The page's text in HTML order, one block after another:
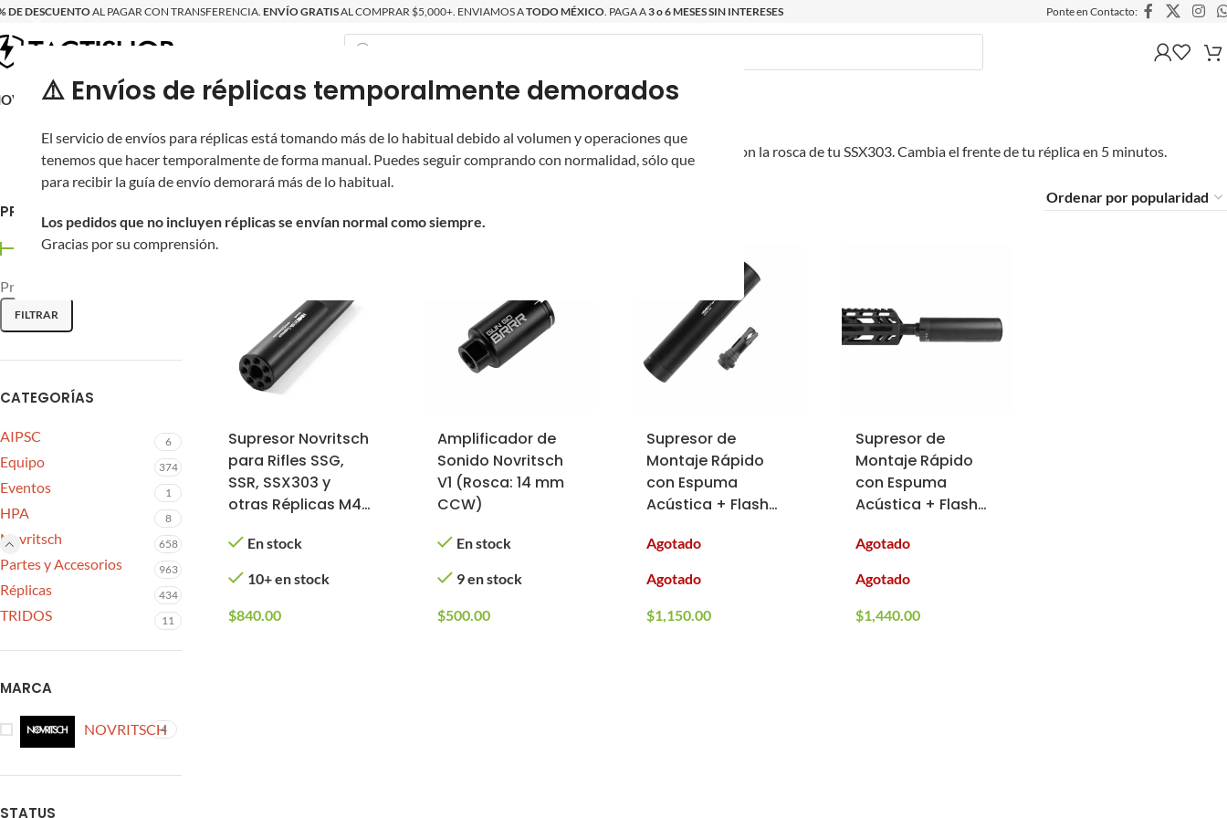
⚠️ Envíos de réplicas temporalmente demorados
El servicio de envíos para réplicas está tomando más de lo habitual debido al volumen y operaciones que
tenemos que hacer temporalmente de forma manual. Puedes seguir comprando con normalidad, sólo que
para recibir la guía de envío demorará más de lo habitual.
Los pedidos que no incluyen réplicas se envían normal como siempre.
Gracias por su comprensión.
DE DESCUENTOAL PAGAR CON TRANSFERENCIA. ENVÍO GRATISAL COMPRAR $5,000+. ENVIAMOS ATODO MÉXICO . PAGA A3 o 6 MESES SIN INTERESES Ponte en Contacto:
RÉPLICASPARTES Y ACCESORIOSEQUIPOPRODUCTOS NUEVOSPROMOCIONES
PRECIO
FILTRAR
Precio:
CATEGORÍAS
AIPSC 6
Equipo 374
Eventos 1
HPA 8
Novritsch 658
Partes y Accesorios 963
Réplicas 434
TRIDOS 11
MARCA
NOVRITSCH
4
STATUS
Supresores y flash hiders para tu SSX303. Supresores y flash hiders compatibles con la rosca de tu SSX303. Cambia el frente de tu réplica en 5 minutos.
Supresor Novritsch
para Rifles SSG,
SSR, SSX303 y
otras Réplicas M4
En stock
10+ en stock
$840.00
Amplificador de
Sonido Novritsch
V1 (Rosca: 14 mm
CCW)
En stock
9 en stock
$500.00
Supresor de
Montaje Rápido
con Espuma
Acústica + Flash
(Tipo: Largo)
Agotado
Agotado
$1,150.00
Supresor de
Montaje Rápido
con Espuma
Acústica + Flash
(Tipo: Corto)
Agotado
Agotado
$1,440.00